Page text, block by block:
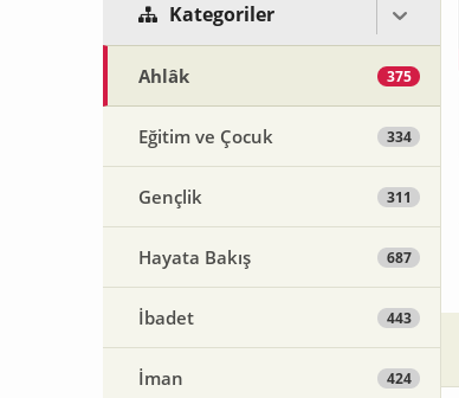
Kategoriler
Ahlâk 375
Eğitim ve Çocuk 334
Gençlik 311
Hayata Bakış 687
İbadet 443
İman 424